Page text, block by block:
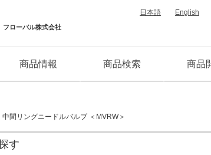
フローバル株式会社
日本語 English
商品情報 商品検索 商品
中間リングニードルバルブ ＜MVRW＞
す